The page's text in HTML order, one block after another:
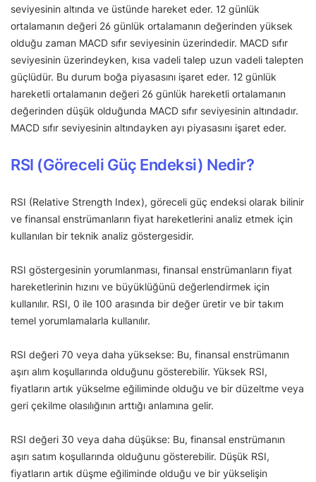
seviyesinin altında ve üstünde hareket eder. 12 günlük
ortalamanın değeri 26 günlük ortalamanın değerinden yüksek
olduğu zaman MACD sıfır seviyesinin üzerindedir. MACD sıfır
seviyesinin üzerindeyken, kısa vadeli talep uzun vadeli talepten
güçlüdür. Bu durum boğa piyasasını işaret eder. 12 günlük
hareketli ortalamanın değeri 26 günlük hareketli ortalamanın
değerinden düşük olduğunda MACD sıfır seviyesinin altındadır.
MACD sıfır seviyesinin altındayken ayı piyasasını işaret eder.
RSI (Göreceli Güç Endeksi) Nedir?
RSI (Relative Strength Index), göreceli güç endeksi olarak bilinir
ve finansal enstrümanların fiyat hareketlerini analiz etmek için
kullanılan bir teknik analiz göstergesidir.
RSI göstergesinin yorumlanması, finansal enstrümanların fiyat
hareketlerinin hızını ve büyüklüğünü değerlendirmek için
kullanılır. RSI, 0 ile 100 arasında bir değer üretir ve bir takım
temel yorumlamalarla kullanılır.
RSI değeri 70 veya daha yüksekse: Bu, finansal enstrümanın
aşırı alım koşullarında olduğunu gösterebilir. Yüksek RSI,
fiyatların artık yükselme eğiliminde olduğu ve bir düzeltme veya
geri çekilme olasılığının arttığı anlamına gelir.
RSI değeri 30 veya daha düşükse: Bu, finansal enstrümanın
aşırı satım koşullarında olduğunu gösterebilir. Düşük RSI,
fiyatların artık düşme eğiliminde olduğu ve bir yükselişin